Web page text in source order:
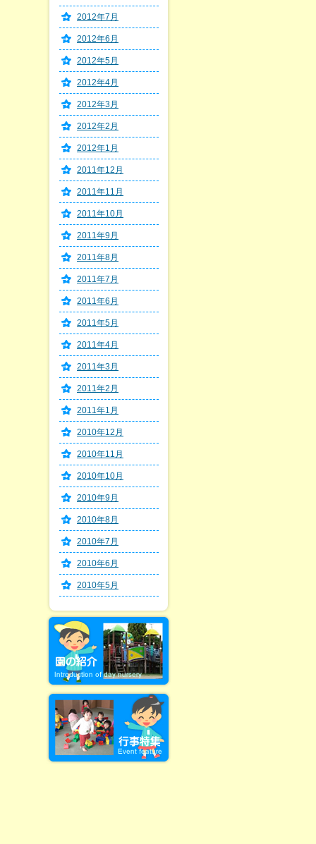
2012年7月
2012年6月
2012年5月
2012年4月
2012年3月
2012年2月
2012年1月
2011年12月
2011年11月
2011年10月
2011年9月
2011年8月
2011年7月
2011年6月
2011年5月
2011年4月
2011年3月
2011年2月
2011年1月
2010年12月
2010年11月
2010年10月
2010年9月
2010年8月
2010年7月
2010年6月
2010年5月